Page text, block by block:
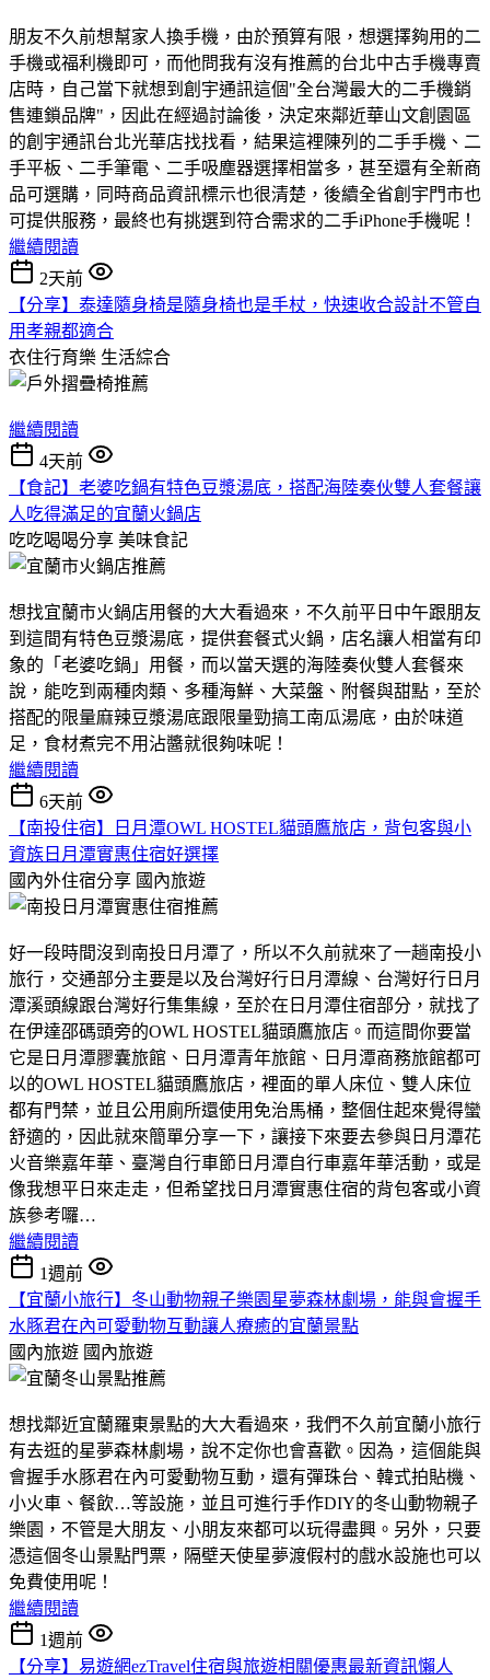
朋友不久前想幫家人換手機，由於預算有限，想選擇夠用的二
手機或福利機即可，而他問我有沒有推薦的台北中古手機專賣
店時，自己當下就想到創宇通訊這個"全台灣最大的二手機銷
售連鎖品牌"，因此在經過討論後，決定來鄰近華山文創園區
的創宇通訊台北光華店找找看，結果這裡陳列的二手手機、二
手平板、二手筆電、二手吸塵器選擇相當多，甚至還有全新商
品可選購，同時商品資訊標示也很清楚，後續全省創宇門市也
可提供服務，最終也有挑選到符合需求的二手iPhone手機呢！
繼續閱讀
2天前
【分享】泰達隨身椅是隨身椅也是手杖，快速收合設計不管自
用孝親都適合
衣住行育樂 生活綜合
繼續閱讀
4天前
【食記】老婆吃鍋有特色豆漿湯底，搭配海陸奏伙雙人套餐讓
人吃得滿足的宜蘭火鍋店
吃吃喝喝分享 美味食記
想找宜蘭市火鍋店用餐的大大看過來，不久前平日中午跟朋友
到這間有特色豆漿湯底，提供套餐式火鍋，店名讓人相當有印
象的「老婆吃鍋」用餐，而以當天選的海陸奏伙雙人套餐來
說，能吃到兩種肉類、多種海鮮、大菜盤、附餐與甜點，至於
搭配的限量麻辣豆漿湯底跟限量勁搞工南瓜湯底，由於味道
足，食材煮完不用沾醬就很夠味呢！
繼續閱讀
6天前
【南投住宿】日月潭OWL HOSTEL貓頭鷹旅店，背包客與小
資族日月潭實惠住宿好選擇
國內外住宿分享 國內旅遊
好一段時間沒到南投日月潭了，所以不久前就來了一趟南投小
旅行，交通部分主要是以及台灣好行日月潭線、台灣好行日月
潭溪頭線跟台灣好行集集線，至於在日月潭住宿部分，就找了
在伊達邵碼頭旁的OWL HOSTEL貓頭鷹旅店。而這間你要當
它是日月潭膠囊旅館、日月潭青年旅館、日月潭商務旅館都可
以的OWL HOSTEL貓頭鷹旅店，裡面的單人床位、雙人床位
都有門禁，並且公用廁所還使用免治馬桶，整個住起來覺得蠻
舒適的，因此就來簡單分享一下，讓接下來要去參與日月潭花
火音樂嘉年華、臺灣自行車節日月潭自行車嘉年華活動，或是
像我想平日來走走，但希望找日月潭實惠住宿的背包客或小資
族參考囉…
繼續閱讀
1週前
【宜蘭小旅行】冬山動物親子樂園星夢森林劇場，能與會握手
水豚君在內可愛動物互動讓人療癒的宜蘭景點
國內旅遊 國內旅遊
想找鄰近宜蘭羅東景點的大大看過來，我們不久前宜蘭小旅行
有去逛的星夢森林劇場，說不定你也會喜歡。因為，這個能與
會握手水豚君在內可愛動物互動，還有彈珠台、韓式拍貼機、
小火車、餐飲…等設施，並且可進行手作DIY的冬山動物親子
樂園，不管是大朋友、小朋友來都可以玩得盡興。另外，只要
憑這個冬山景點門票，隔壁天使星夢渡假村的戲水設施也可以
免費使用呢！
繼續閱讀
1週前
【分享】易遊網ezTravel住宿與旅遊相關優惠最新資訊懶人